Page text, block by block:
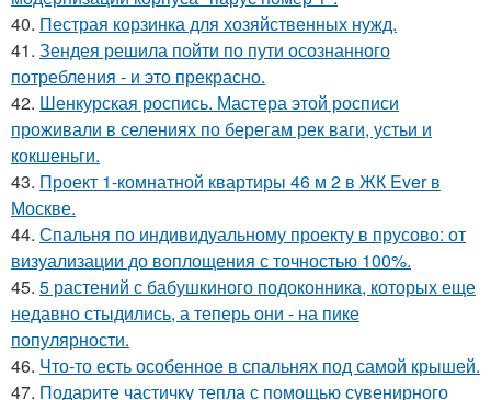
40. Пестрая корзинка для хозяйственных нужд.
41. Зендея решила пойти по пути осознанного
потребления - и это прекрасно.
42. Шенкурская роспись. Мастера этой росписи
проживали в селениях по берегам рек ваги, устьи и
кокшеньги.
43. Проект 1-комнатной квартиры 46 м 2 в ЖК Ever в
Москве.
44. Спальня по индивидуальному проекту в прусово: от
визуализации до воплощения с точностью 100%.
45. 5 растений с бабушкиного подоконника, которых еще
недавно стыдились, а теперь они - на пике
популярности.
46. Что-то есть особенное в спальнях под самой крышей.
47. Подарите частичку тепла с помощью сувенирного